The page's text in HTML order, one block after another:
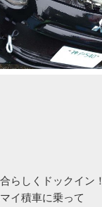
らしくドックイン！
イ積車に乗って